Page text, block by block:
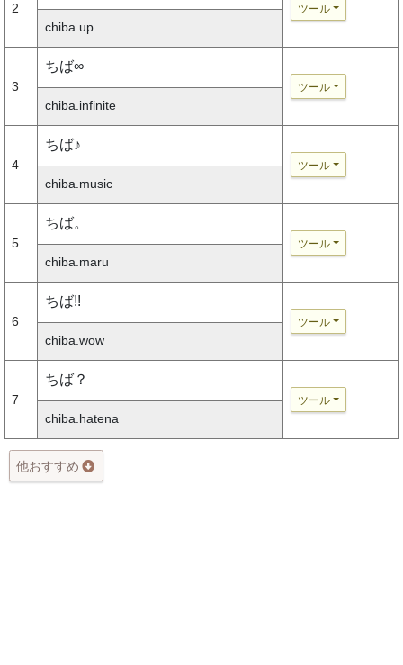
2 ツール
chiba.up
3
ちば∞
ツール
chiba.infinite
4
ちば♪
ツール
chiba.music
5
ちば。
ツール
chiba.maru
6
ちば!!
ツール
chiba.wow
7
ちば？
ツール
chiba.hatena
他おすすめ